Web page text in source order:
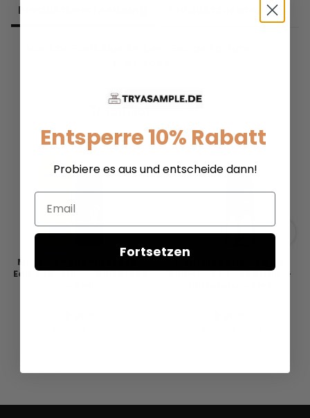
Produkt­beschreibung
Montale Paris Pure Love -
Eau de Parfum - Duftprobe
Amber - Eau de Parfum -
Entsperre 10% Rabatt
Probiere es aus und entscheide dann!
Email
Fortsetzen